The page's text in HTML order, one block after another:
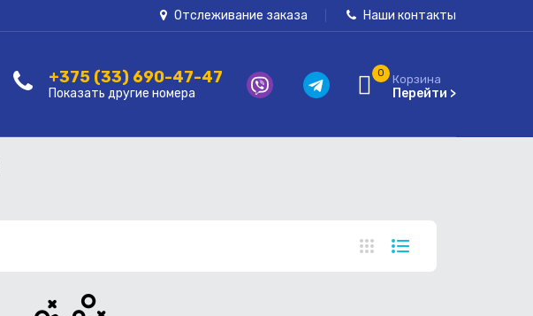
Отслеживание заказа Наши контакты
+375 (33) 690-47-47
Показать другие номера
0 Корзина
Перейти >